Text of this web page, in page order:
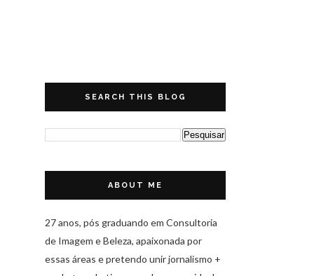
SEARCH THIS BLOG
ABOUT ME
27 anos, pós graduando em Consultoria
de Imagem e Beleza, apaixonada por
essas áreas e pretendo unir jornalismo +